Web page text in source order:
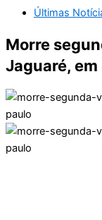
Últimas
Morre
Jaguaré, em